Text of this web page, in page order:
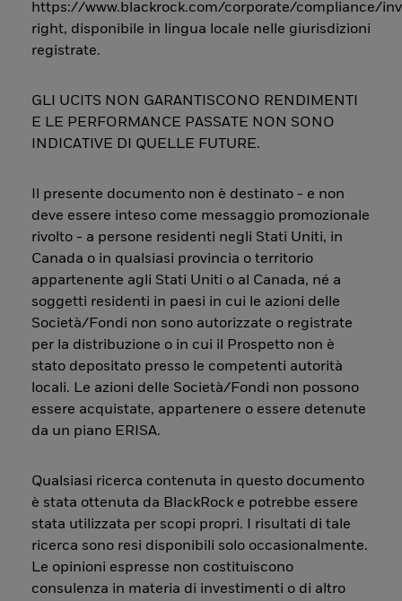
https://www.blackrock.com/corporate/compliance/
right, disponibile in lingua locale nelle giurisdizioni
registrate.
GLI UCITS NON GARANTISCONO RENDIMENTI
E LE PERFORMANCE PASSATE NON SONO
INDICATIVE DI QUELLE FUTURE.
Il presente documento non è destinato - e non
deve essere inteso come messaggio promozionale
rivolto - a persone residenti negli Stati Uniti, in
Canada o in qualsiasi provincia o territorio
appartenente agli Stati Uniti o al Canada, né a
soggetti residenti in paesi in cui le azioni delle
Società/Fondi non sono autorizzate o registrate
per la distribuzione o in cui il Prospetto non è
stato depositato presso le competenti autorità
locali. Le azioni delle Società/Fondi non possono
essere acquistate, appartenere o essere detenute
da un piano ERISA.
Qualsiasi ricerca contenuta in questo documento
è stata ottenuta da BlackRock e potrebbe essere
stata utilizzata per scopi propri. I risultati di tale
ricerca sono resi disponibili solo occasionalmente.
Le opinioni espresse non costituiscono
consulenza in materia di investimenti o di altro